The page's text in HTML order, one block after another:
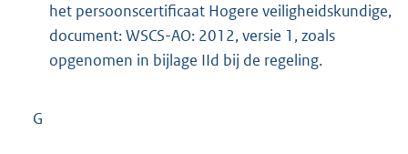
het persoonscertificaat Hogere veiligheidskundige,
document: WSCS-AO: 2012, versie 1, zoals
opgenomen in bijlage IId bij de regeling.
G